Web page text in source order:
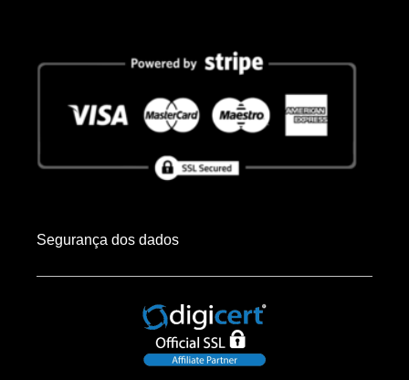
Segurança dos dados